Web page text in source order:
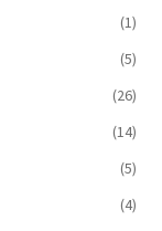
(1)
(5)
(26)
(14)
(5)
(4)